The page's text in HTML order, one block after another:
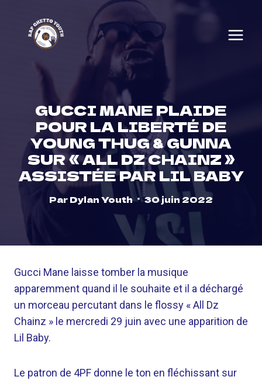
content
GUCCI MANE PLAIDE
POUR LA LIBERTÉ DE
YOUNG THUG & GUNNA
SUR « ALL DZ CHAINZ »
ASSISTÉE PAR LIL BABY
ParDylan Youth 30 juin 2022
Gucci Mane laisse tomber la musique
apparemment quand il le souhaite et il a déchargé
un morceau percutant dans le flossy « All Dz
Chainz » le mercredi 29 juin avec une apparition de
Lil Baby.
Le patron de 4PF donne le ton en fléchissant sur